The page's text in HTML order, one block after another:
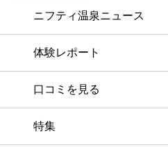
ニフティ温泉ニュース
体験レポート
口コミを見る
特集